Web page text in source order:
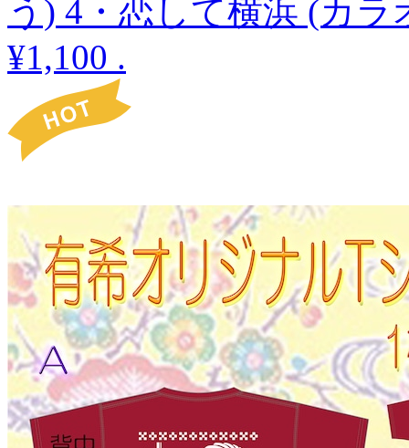
う) 4・恋して横浜 (カラ
¥1,100 .